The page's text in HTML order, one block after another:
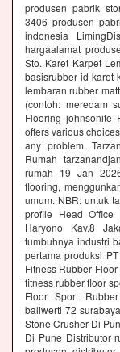
produsen pabrik
3406 produsen
indonesia
hargaalamat
Sto. Karet Karpet
basisrubber id karet
lembaran rubber
(contoh: meredam
Flooring johnsonite
offers various
any problem.
Rumah
rumah 19 Jan
flooring,
umum. NBR: untuk
profile Head
Haryono Kav.8
tumbuhnya industri
pertama produksi
Fitness Rubber
fitness rubber floor
Floor Sport
baliwerti 72
Stone Crusher Di
Di Pune Distributor